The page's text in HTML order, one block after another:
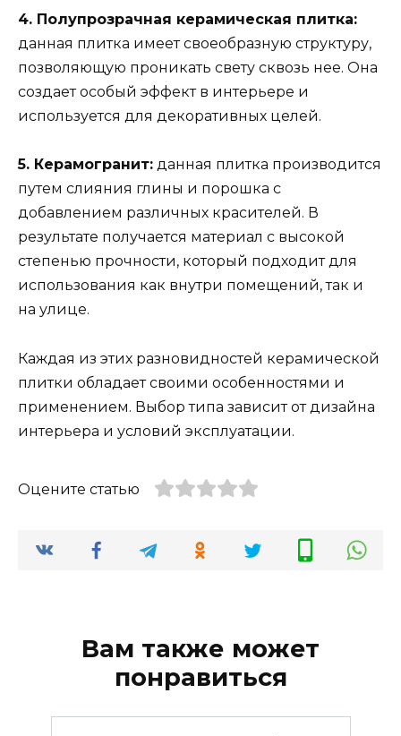
4. Полупрозрачная керамическая плитка:
данная плитка имеет своеобразную структуру,
позволяющую проникать свету сквозь нее. Она
создает особый эффект в интерьере и
используется для декоративных целей.
5. Керамогранит: данная плитка производится
путем слияния глины и порошка с
добавлением различных красителей. В
результате получается материал с высокой
степенью прочности, который подходит для
использования как внутри помещений, так и
на улице.
Каждая из этих разновидностей керамической
плитки обладает своими особенностями и
применением. Выбор типа зависит от дизайна
интерьера и условий эксплуатации.
Оцените статью
Вам также может
понравиться